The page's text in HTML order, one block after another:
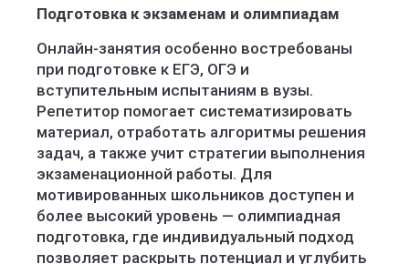
Подготовка к экзаменам и олимпиадам
Онлайн-занятия особенно востребованы
при подготовке к ЕГЭ, ОГЭ и
вступительным испытаниям в вузы.
Репетитор помогает систематизировать
материал, отработать алгоритмы решения
задач, а также учит стратегии выполнения
экзаменационной работы. Для
мотивированных школьников доступен и
более высокий уровень — олимпиадная
подготовка, где индивидуальный подход
позволяет раскрыть потенциал и углубить